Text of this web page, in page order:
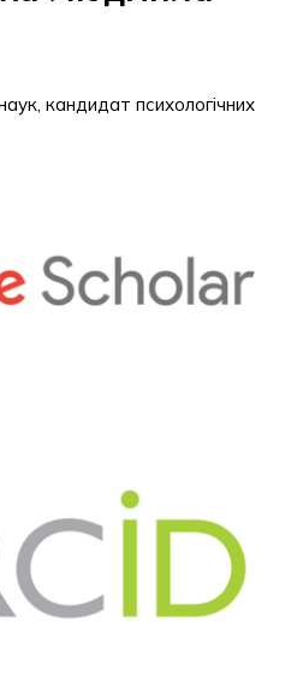
кандидат психологічних